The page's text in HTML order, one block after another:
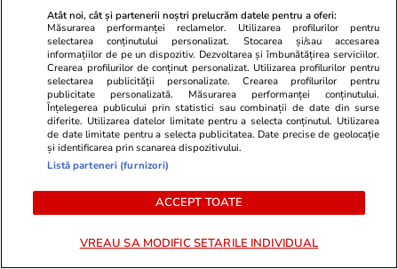
Politică 20:04
Brațul Bala al Dunării, motiv de
dispută între Ilie Bolojan și
fostul ministru PSD al
Transporturilor: „Mai bine vă
uitați în oglindă”
amendamentele la Legea
Atât noi, cât și partenerii noștri prelucrăm datele pentru a oferi:
Măsurarea performanței reclamelor. Utilizarea profilurilor pentru
selectarea conținutului personalizat. Stocarea și/sau accesarea
informațiilor de pe un dispozitiv. Dezvoltarea și îmbunătățirea serviciilor.
Crearea profilurilor de conținut personalizat. Utilizarea profilurilor pentru
selectarea publicității personalizate. Crearea profilurilor pentru
publicitate personalizată. Măsurarea performanței conținutului.
Înțelegerea publicului prin statistici sau combinații de date din surse
diferite. Utilizarea datelor limitate pentru a selecta conținutul. Utilizarea
de date limitate pentru a selecta publicitatea. Date precise de geolocație
și identificarea prin scanarea dispozitivului.
Listă parteneri (furnizori)
ACCEPT TOATE
VREAU SA MODIFIC SETARILE INDIVIDUAL